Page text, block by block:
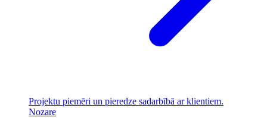
Projektu piemēri un pieredze sadarbībā ar klientiem.
Nozare